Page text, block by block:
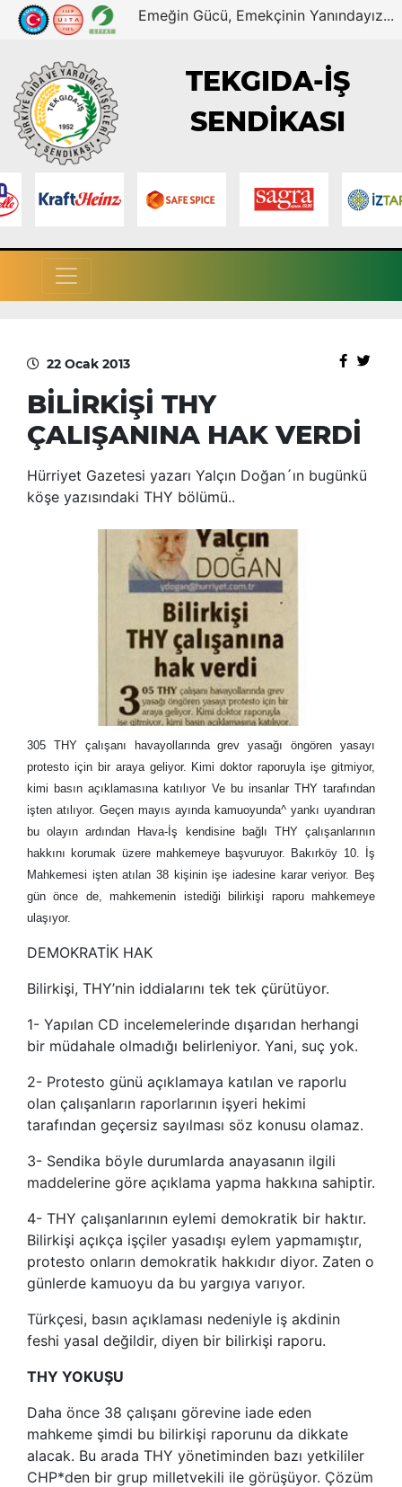
Emeğin Gücü, Emekçinin Yanındayız...
TEKGIDA-İŞ
SENDİKASI
22 Ocak 2013
BİLİRKİŞİ THY
ÇALIŞANINA HAK VERDİ
Hürriyet Gazetesi yazarı Yalçın Doğan´ın bugünkü
köşe yazısındaki THY bölümü..
305 THY çalışanı havayollarında grev yasağı öngören yasayı
protesto için bir araya geliyor. Kimi doktor raporuyla işe gitmiyor,
kimi basın açıklamasına katılıyor Ve bu insanlar THY tarafından
işten atılıyor. Geçen mayıs ayında kamuoyunda^ yankı uyandıran
bu olayın ardından Hava-İş kendisine bağlı THY çalışanlarının
hakkını korumak üzere mahkemeye başvuruyor. Bakırköy 10. İş
Mahkemesi işten atılan 38 kişinin işe iadesine karar veriyor. Beş
gün önce de, mahkemenin istediği bilirkişi raporu mahkemeye
ulaşıyor.
DEMOKRATİK HAK
Bilirkişi, THY’nin iddialarını tek tek çürütüyor.
1- Yapılan CD incelemelerinde dışarıdan herhangi
bir müdahale olmadığı belirleniyor. Yani, suç yok.
2- Protesto günü açıklamaya katılan ve raporlu
olan çalışanların raporlarının işyeri hekimi
tarafından geçersiz sayılması söz konusu olamaz.
3- Sendika böyle durumlarda anayasanın ilgili
maddelerine göre açıklama yapma hakkına sahiptir.
4- THY çalışanlarının eylemi demokratik bir haktır.
Bilirkişi açıkça işçiler yasadışı eylem yapmamıştır,
protesto onların demokratik hakkıdır diyor. Zaten o
günlerde kamuoyu da bu yargıya varıyor.
Türkçesi, basın açıklaması nedeniyle iş akdinin
feshi yasal değildir, diyen bir bilirkişi raporu.
THY YOKUŞU
Daha önce 38 çalışanı görevine iade eden
mahkeme şimdi bu bilirkişi raporunu da dikkate
alacak. Bu arada THY yönetiminden bazı yetkililer
CHP*den bir grup milletvekili ile görüşüyor. Çözüm